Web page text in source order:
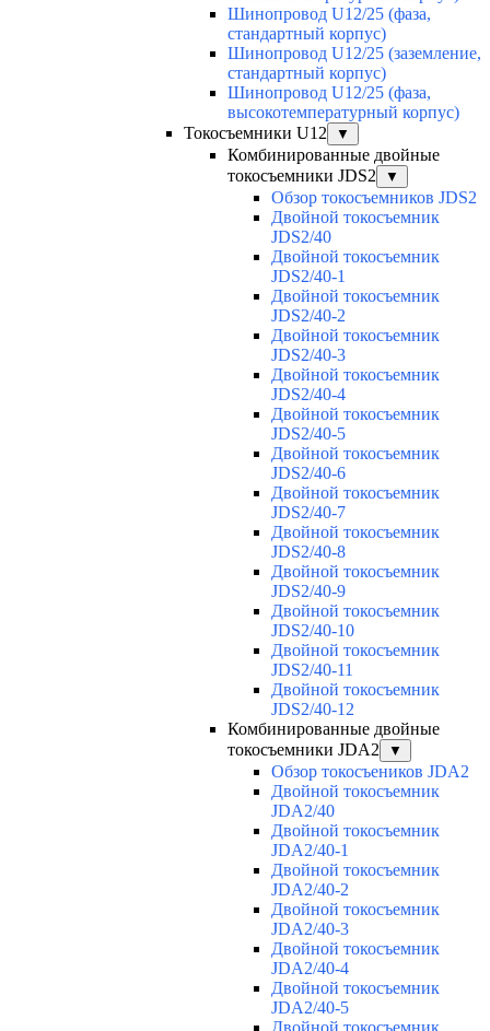
Шинопровод U12/25 (фаза,
стандартный корпус)
Шинопровод U12/25 (заземление,
стандартный корпус)
Шинопровод U12/25 (фаза,
высокотемпературный корпус)
Токосъемники U12
▼
Комбинированные двойные
токосъемники JDS2
▼
Обзор токосъемников JDS2
Двойной токосъемник
JDS2/40
Двойной токосъемник
JDS2/40-1
Двойной токосъемник
JDS2/40-2
Двойной токосъемник
JDS2/40-3
Двойной токосъемник
JDS2/40-4
Двойной токосъемник
JDS2/40-5
Двойной токосъемник
JDS2/40-6
Двойной токосъемник
JDS2/40-7
Двойной токосъемник
JDS2/40-8
Двойной токосъемник
JDS2/40-9
Двойной токосъемник
JDS2/40-10
Двойной токосъемник
JDS2/40-11
Двойной токосъемник
JDS2/40-12
Комбинированные двойные
токосъемники JDA2
▼
Обзор токосъеников JDA2
Двойной токосъемник
JDA2/40
Двойной токосъемник
JDA2/40-1
Двойной токосъемник
JDA2/40-2
Двойной токосъемник
JDA2/40-3
Двойной токосъемник
JDA2/40-4
Двойной токосъемник
JDA2/40-5
Двойной токосъемник